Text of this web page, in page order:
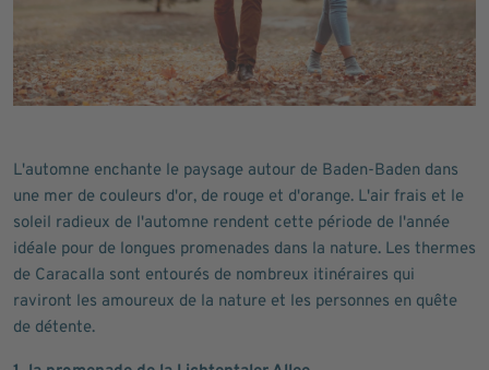
L'automne enchante le paysage autour de Baden-Baden dans
une mer de couleurs d'or, de rouge et d'orange. L'air frais et le
soleil radieux de l'automne rendent cette période de l'année
idéale pour de longues promenades dans la nature. Les thermes
de Caracalla sont entourés de nombreux itinéraires qui
raviront les amoureux de la nature et les personnes en quête
de détente.